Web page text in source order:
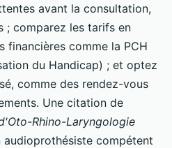
avant la consultation,
; comparez les tarifs en
financières comme la PCH
du Handicap) ; et optez
comme des rendez-vous
Une citation de
Rhino-Laryngologie
compétent